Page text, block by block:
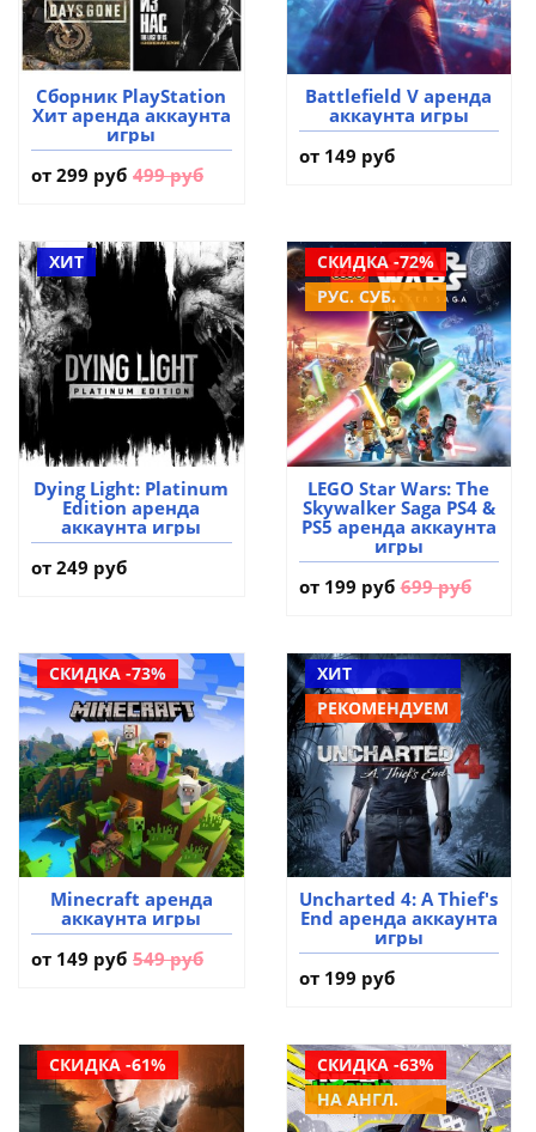
Сборник PlayStation
Хит аренда аккаунта
игры
от 299 руб 499 руб
Battlefield V аренда
аккаунта игры
от 149 руб
ХИТ
Dying Light: Platinum
Edition аренда
аккаунта игры
от 249 руб
СКИДКА -72%
РУС. СУБ.
LEGO Star Wars: The
Skywalker Saga PS4 &
PS5 аренда аккаунта
игры
от 199 руб 699 руб
СКИДКА -73%
Minecraft аренда
аккаунта игры
от 149 руб 549 руб
ХИТ
РЕКОМЕНДУЕМ
Uncharted 4: A Thief's
End аренда аккаунта
игры
от 199 руб
СКИДКА -61%
СКИДКА -63%
НА АНГЛ.